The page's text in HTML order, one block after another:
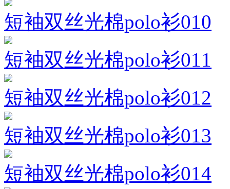
短袖双丝光棉polo衫010
短袖双丝光棉polo衫011
短袖双丝光棉polo衫012
短袖双丝光棉polo衫013
短袖双丝光棉polo衫014